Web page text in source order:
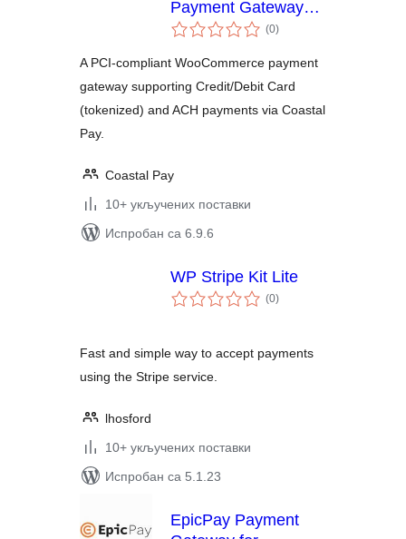
Payment Gateway
for WooCommerce
(0укупних
оцена
)
A PCI-compliant WooCommerce payment
gateway supporting Credit/Debit Card
(tokenized) and ACH payments via Coastal
Pay.
Coastal Pay
10+ укључених поставки
Испробан са 6.9.6
WP Stripe Kit Lite
(0укупних
оцена
)
Fast and simple way to accept payments
using the Stripe service.
lhosford
10+ укључених поставки
Испробан са 5.1.23
EpicPay Payment